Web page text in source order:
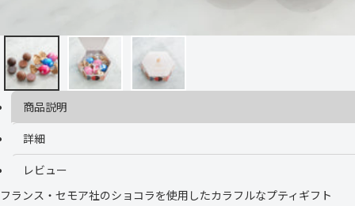
商品説明
詳細
レビュー
フランス・セモア社のショコラを使用したカラフルなプティギフト